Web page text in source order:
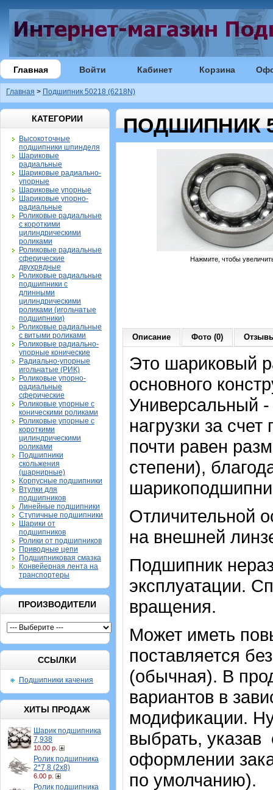
Главная Войти Кабинет Корзина
Главная > Подшипник 50218 (6218N)
КАТЕГОРИИ
Высокоточные
подшипники шпинделя
Шариковые
радиальные
Шариковые радиально-
упорные
Шариковые упорные
Шариковые упорно-
радиальные
Роликовые радиальные
с короткими
цилиндрическими
роликами
Роликовые радиальные
сферические
двухрядные
Роликовые радиальные
подшипники с
длинными
цилиндрическими
роликами (игольчатые
подшипники)
Роликовые радиальные
с витыми роликами
Роликовые радиально-
упорные конические
Радиально-упорные
игольчатые (РИК)
Роликовые упорно-
радиальные
сферические
Роликовые упорные с
коническими роликами
Роликовые упорные с
короткими
цилиндрическими
роликами
Подшипники
скольжения
(шарнирные)
Корпусные подшипники
Втулки для
подшипников
Линейные подшипники
Ступичные подшипники
Шарики от
подшипников
Ролики от подшипников
Приводные цепи
Подшипниковая смазка
Конвейерная лента на
транспортеры
ПРОИЗВОДИТЕЛИ
ССЫЛКИ
Подшипники качения
ХИТЫ ПРОДАЖ
Шарик подшипника
7,938
10.00 р.
Ролик подшипника
2*7,8 (2х8)
6.00 р.
Ролик подшипника
ПОДШИПНИК
Нажмите, чтобы
Описание Фото (0)
Это шариковый
основного
Универсальный
нагрузки за
почти равен
степени),
Отличительной
на внешней
Подшипник
эксплуатации.
вращения.
Может иметь
поставляется
(обычная). В
вариантов в
модификации.
выбрать,
оформлении
по умолчанию).